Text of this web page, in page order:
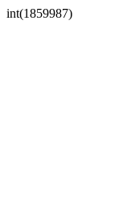
int(1859987)